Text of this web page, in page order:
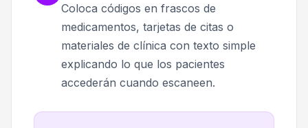
Coloca códigos en frascos de
medicamentos, tarjetas de citas o
materiales de clínica con texto simple
explicando lo que los pacientes
accederán cuando escaneen.